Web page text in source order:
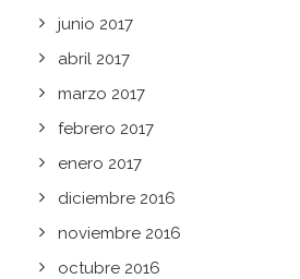
junio 2017
abril 2017
marzo 2017
febrero 2017
enero 2017
diciembre 2016
noviembre 2016
octubre 2016